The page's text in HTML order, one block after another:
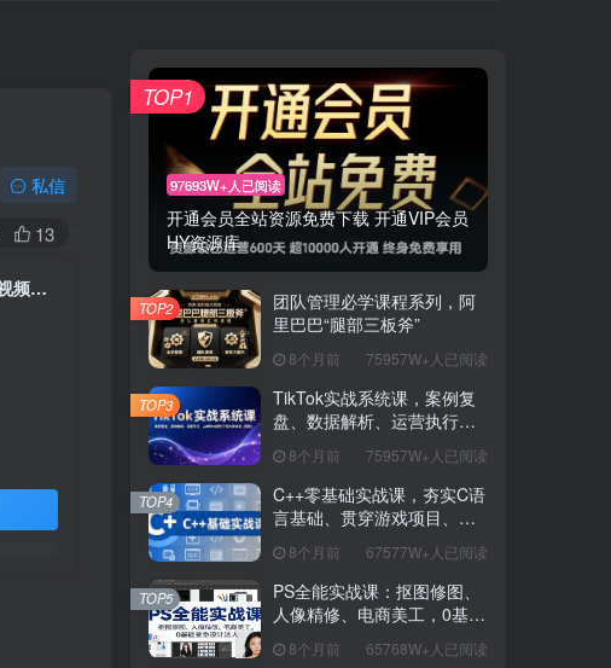
私信
13
短视频IP剪辑精英班：复刻爆款秘籍，打造个性化爆款 实现短视频变现
97693W+人已阅读
开通会员全站资源免费下载 开通VIP会员
HY资源库
TOP1
团队管理必学课程系列，阿
里巴巴“腿部三板斧”
8个月前 75957W+人已阅读
TOP2
TikTok实战系统课，案例复
盘、数据解析、运营执行，
（更新）
8个月前 75957W+人已阅读
TOP3
C++零基础实战课，夯实C语
言基础、贯穿游戏项目、掌
薪15K+岗位
8个月前 67577W+人已阅读
TOP4
PS全能实战课：抠图修图、
人像精修、电商美工，0基础
8个月前 65768W+人已阅读
TOP5